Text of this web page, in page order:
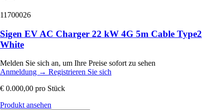
11700026
Sigen EV AC Charger 22 kW 4G 5m Cable Type2
White
Melden Sie sich an, um Ihre Preise sofort zu sehen
Anmeldung → Registrieren Sie sich
€ 0.000,00 pro Stück
Produkt ansehen